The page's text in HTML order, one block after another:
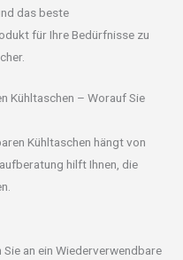
das beste
für Ihre Bedürfnisse zu
Kühltaschen – Worauf Sie
Kühltaschen hängt von
hilft Ihnen, die
an ein Wiederverwendbare